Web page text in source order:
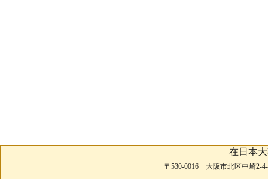
在日本
〒530-0016 大阪市北区中崎2-